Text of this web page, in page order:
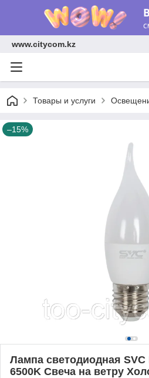
www.citycom.kz
Товары и услуги
–15%
Лампа светодиодная SVC
6500K Свеча на ветру